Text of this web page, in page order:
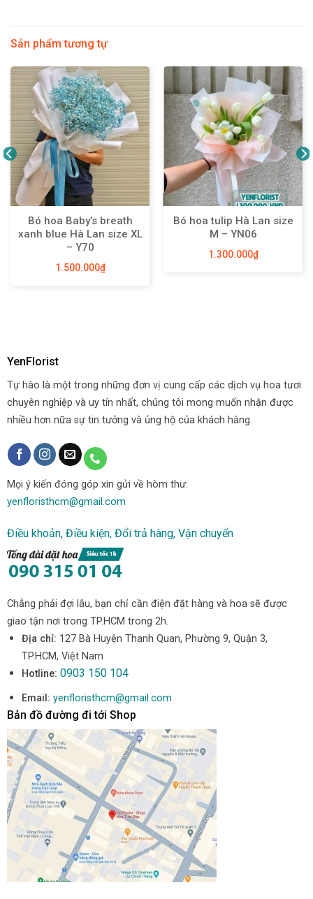
Sản phẩm tương tự
Bó hoa Baby’s breath
xanh blue Hà Lan size XL
– Y70
1.500.000₫
Bó hoa tulip Hà Lan size
M – YN06
1.300.000₫
YenFlorist
Tự hào là một trong những đơn vị cung cấp các dịch vụ hoa tươi
chuyên nghiệp và uy tín nhất, chúng tôi mong muốn nhận được
nhiều hơn nữa sự tin tưởng và ủng hộ của khách hàng.
Mọi ý kiến đóng góp xin gửi về hòm thư:
yenfloristhcm@gmail.com
Điều khoản, Điều kiện, Đổi trả hàng, Vận chuyển
Chẳng phải đợi lâu, bạn chỉ cần điện đặt hàng và hoa sẽ được
giao tận nơi trong TP.HCM trong 2h.
Địa chỉ: 127 Bà Huyện Thanh Quan, Phường 9, Quận 3,
TP.HCM, Việt Nam
Hotline: 0903 150 104
Email: yenfloristhcm@gmail.com
Bản đồ đường đi tới Shop